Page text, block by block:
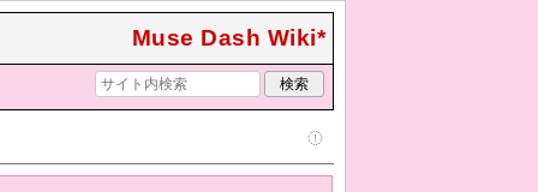
Muse Dash Wiki*